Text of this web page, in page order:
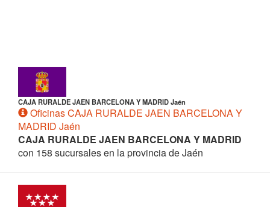
CAJA RURALDE JAEN BARCELONA Y MADRID Jaén
Oficinas CAJA RURALDE JAEN BARCELONA Y
MADRID Jaén
CAJA RURALDE JAEN BARCELONA Y MADRID
con 158 sucursales en la provincia de Jaén